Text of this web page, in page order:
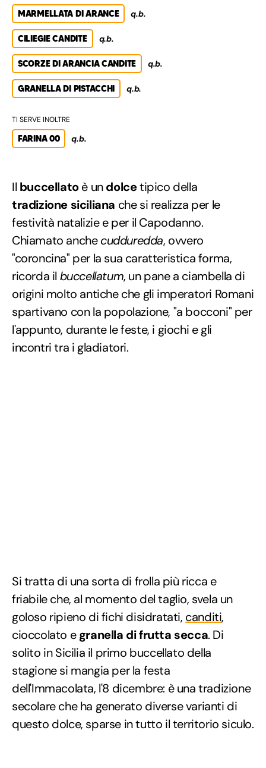
MARMELLATA DI ARANCE q.b.
CILIEGIE CANDITE q.b.
SCORZE DI ARANCIA CANDITE q.b.
GRANELLA DI PISTACCHI q.b.
TI SERVE INOLTRE
FARINA 00 q.b.
Il buccellatoè undolcetipico della
tradizione siciliana che si realizza per le
festività natalizie e per il Capodanno.
Chiamato anchecudduredda, ovvero
"coroncina" per la sua caratteristica forma,
ricorda il buccellatum, un pane a ciambella di
origini molto antiche che gli imperatori Romani
spartivano con la popolazione, "a bocconi" per
l'appunto, durante le feste, i giochi e gli
incontri tra i gladiatori.
Si tratta di una sorta di frolla più ricca e
friabile che, al momento del taglio, svela un
goloso ripieno di fichi disidratati, canditi,
cioccolato egranella di frutta secca. Di
solito in Sicilia il primo buccellato della
stagione si mangia per la festa
dell'Immacolata, l'8 dicembre: è una tradizione
secolare che ha generato diverse varianti di
questo dolce, sparse in tutto il territorio siculo.